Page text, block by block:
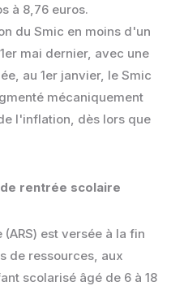
à 8,76 euros.
du Smic en moins d'un
mai dernier, avec une
au 1er janvier, le Smic
mécaniquement
l'inflation, dès lors que
rentrée scolaire
est versée à la fin
de ressources, aux
scolarisé âgé de 6 à 18